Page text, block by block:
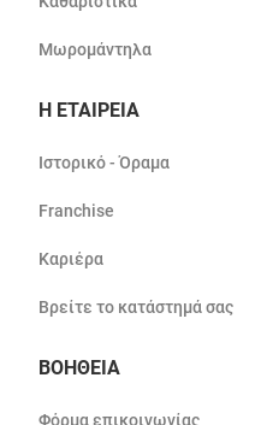
Μωρομάντηλα
Η ΕΤΑΙΡΕΙΑ
Ιστορικό - Όραμα
Franchise
Καριέρα
Βρείτε το κατάστημά σας
ΒΟΗΘΕΙΑ
Φόρμα επικοινωνίας